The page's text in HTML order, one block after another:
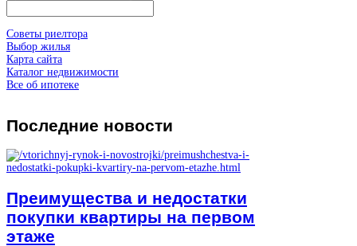
Советы риелтора
Выбор жилья
Карта сайта
Каталог недвижимости
Все об ипотеке
Последние новости
Преимущества и недостатки
покупки квартиры на первом
этаже